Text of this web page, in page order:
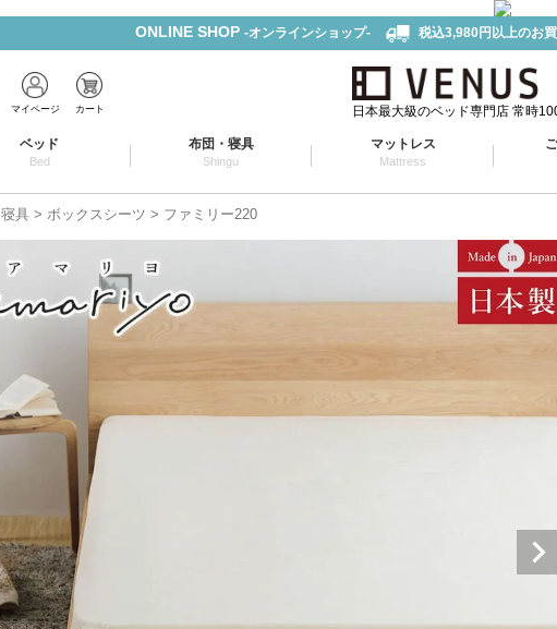
ONLINE SHOP -オンラインショップ- 税込3,980円以上のお
マイページ カート 日本最大級のベッド専門店 常時
ベッド
Bed
布団・寝具
Shingu
マットレス
Mattress
寝具 ボックスシーツ ファミリー220